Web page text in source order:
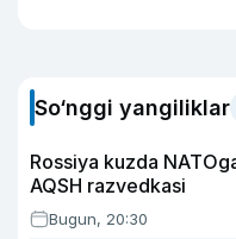
So‘nggi yangiliklar
Rossiya kuzda
AQSH razvedkasi
Bugun, 20:30